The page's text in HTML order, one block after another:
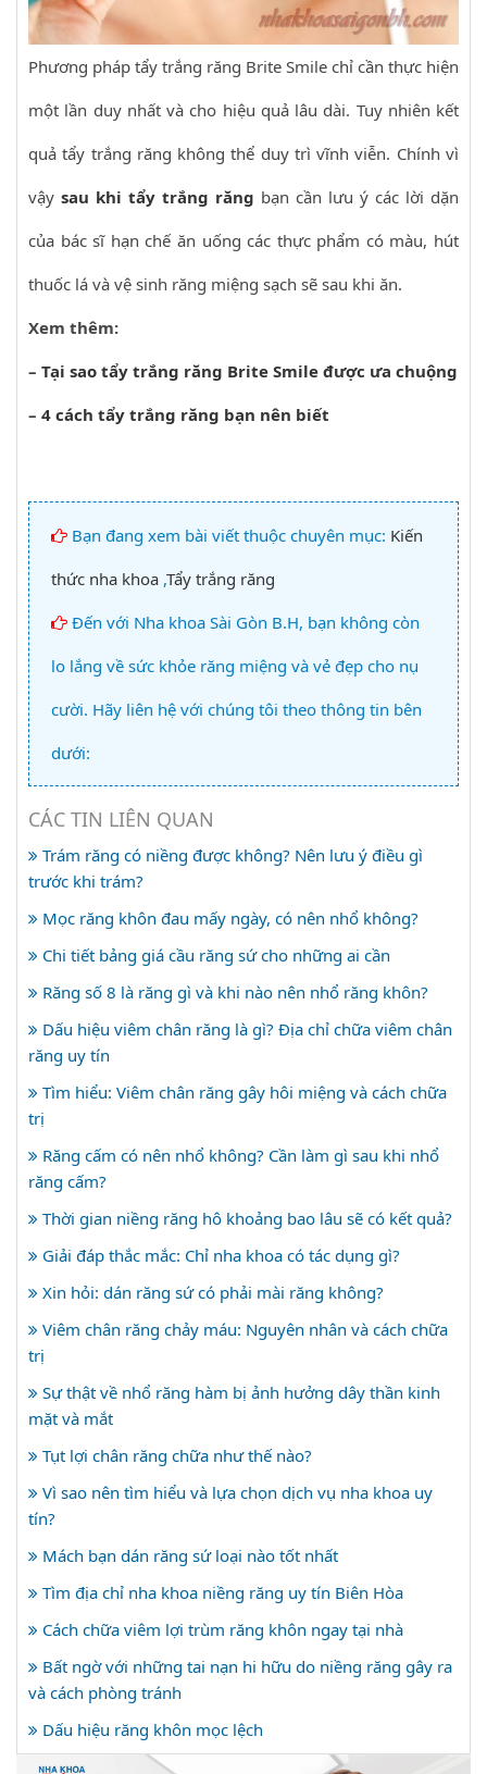
Phương pháp tẩy trắng răng Brite Smile chỉ cần thực hiện
một lần duy nhất và cho hiệu quả lâu dài. Tuy nhiên kết
quả tẩy trắng răng không thể duy trì vĩnh viễn. Chính vì
vậy sau khi tẩy trắng răng bạn cần lưu ý các lời dặn
của bác sĩ hạn chế ăn uống các thực phẩm có màu, hút
thuốc lá và vệ sinh răng miệng sạch sẽ sau khi ăn.
Xem thêm:
– Tại sao tẩy trắng răng Brite Smile được ưa chuộng
– 4 cách tẩy trắng răng bạn nên biết
Bạn đang xem bài viết thuộc chuyên mục: Kiến
thức nha khoa ,Tẩy trắng răng
Đến với Nha khoa Sài Gòn B.H, bạn không còn
lo lắng về sức khỏe răng miệng và vẻ đẹp cho nụ
cười. Hãy liên hệ với chúng tôi theo thông tin bên
dưới:
CÁC TIN LIÊN QUAN
Trám răng có niềng được không? Nên lưu ý điều gì
trước khi trám?
Mọc răng khôn đau mấy ngày, có nên nhổ không?
Chi tiết bảng giá cầu răng sứ cho những ai cần
Răng số 8 là răng gì và khi nào nên nhổ răng khôn?
Dấu hiệu viêm chân răng là gì? Địa chỉ chữa viêm chân
răng uy tín
Tìm hiểu: Viêm chân răng gây hôi miệng và cách chữa
trị
Răng cấm có nên nhổ không? Cần làm gì sau khi nhổ
răng cấm?
Thời gian niềng răng hô khoảng bao lâu sẽ có kết quả?
Giải đáp thắc mắc: Chỉ nha khoa có tác dụng gì?
Xin hỏi: dán răng sứ có phải mài răng không?
Viêm chân răng chảy máu: Nguyên nhân và cách chữa
trị
Sự thật về nhổ răng hàm bị ảnh hưởng dây thần kinh
mặt và mắt
Tụt lợi chân răng chữa như thế nào?
Vì sao nên tìm hiểu và lựa chọn dịch vụ nha khoa uy
tín?
Mách bạn dán răng sứ loại nào tốt nhất
Tìm địa chỉ nha khoa niềng răng uy tín Biên Hòa
Cách chữa viêm lợi trùm răng khôn ngay tại nhà
Bất ngờ với những tai nạn hi hữu do niềng răng gây ra
và cách phòng tránh
Dấu hiệu răng khôn mọc lệch